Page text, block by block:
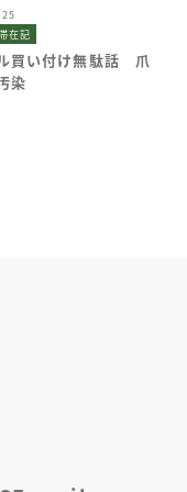
在記
買い付け無駄話 爪
染